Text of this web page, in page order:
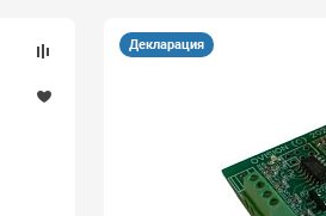
Декларация